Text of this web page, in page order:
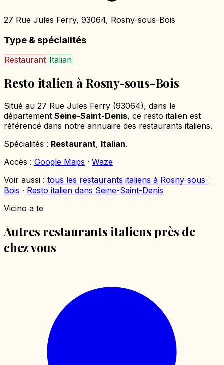
27 Rue Jules Ferry, 93064, Rosny-sous-Bois
Type & spécialités
Restaurant Italian
Resto italien à Rosny-sous-Bois
Situé au 27 Rue Jules Ferry (93064), dans le
département Seine-Saint-Denis, ce resto italien est
référencé dans notre annuaire des restaurants italiens.
Spécialités : Restaurant, Italian.
Accès : Google Maps · Waze
Voir aussi : tous les restaurants italiens à Rosny-sous-
Bois · Resto italien dans Seine-Saint-Denis
Vicino a te
Autres restaurants italiens près de
chez vous